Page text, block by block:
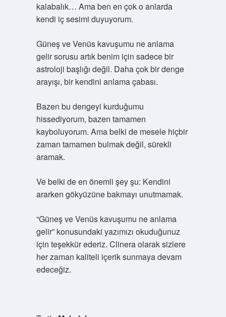
kalabalık… Ama ben en çok o anlarda
kendi iç sesimi duyuyorum.
Güneş ve Venüs kavuşumu ne anlama
gelir sorusu artık benim için sadece bir
astroloji başlığı değil. Daha çok bir denge
arayışı, bir kendini anlama çabası.
Bazen bu dengeyi kurduğumu
hissediyorum, bazen tamamen
kayboluyorum. Ama belki de mesele hiçbir
zaman tamamen bulmak değil, sürekli
aramak.
Ve belki de en önemli şey şu: Kendini
ararken gökyüzüne bakmayı unutmamak.
“Güneş ve Venüs kavuşumu ne anlama
gelir” konusundaki yazımızı okuduğunuz
için teşekkür ederiz. Clinera olarak sizlere
her zaman kaliteli içerik sunmaya devam
edeceğiz.